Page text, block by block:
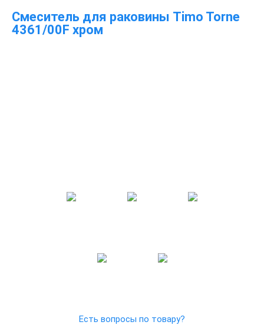
Смеситель для раковины Timo Torne
4361/00F хром
Есть вопросы по товару?